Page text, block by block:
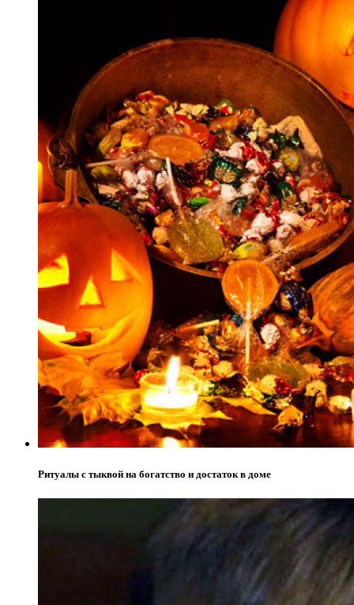
Ритуалы с тыквой на богатство и достаток в доме